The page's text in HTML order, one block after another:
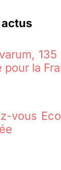
actus
pour la
vous